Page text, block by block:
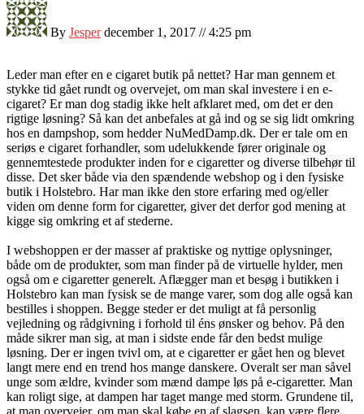
By Jesper december 1, 2017 // 4:25 pm
Leder man efter en e cigaret butik på nettet? Har man gennem et
stykke tid gået rundt og overvejet, om man skal investere i en e-
cigaret? Er man dog stadig ikke helt afklaret med, om det er den
rigtige løsning? Så kan det anbefales at gå ind og se sig lidt omkring
hos en dampshop, som hedder NuMedDamp.dk. Der er tale om en
seriøs e cigaret forhandler, som udelukkende fører originale og
gennemtestede produkter inden for e cigaretter og diverse tilbehør til
disse. Det sker både via den spændende webshop og i den fysiske
butik i Holstebro. Har man ikke den store erfaring med og/eller
viden om denne form for cigaretter, giver det derfor god mening at
kigge sig omkring et af stederne.
I webshoppen er der masser af praktiske og nyttige oplysninger,
både om de produkter, som man finder på de virtuelle hylder, men
også om e cigaretter generelt. Aflægger man et besøg i butikken i
Holstebro kan man fysisk se de mange varer, som dog alle også kan
bestilles i shoppen. Begge steder er det muligt at få personlig
vejledning og rådgivning i forhold til éns ønsker og behov. På den
måde sikrer man sig, at man i sidste ende får den bedst mulige
løsning. Der er ingen tvivl om, at e cigaretter er gået hen og blevet
langt mere end en trend hos mange danskere. Overalt ser man såvel
unge som ældre, kvinder som mænd dampe løs på e-cigaretter. Man
kan roligt sige, at dampen har taget mange med storm. Grundene til,